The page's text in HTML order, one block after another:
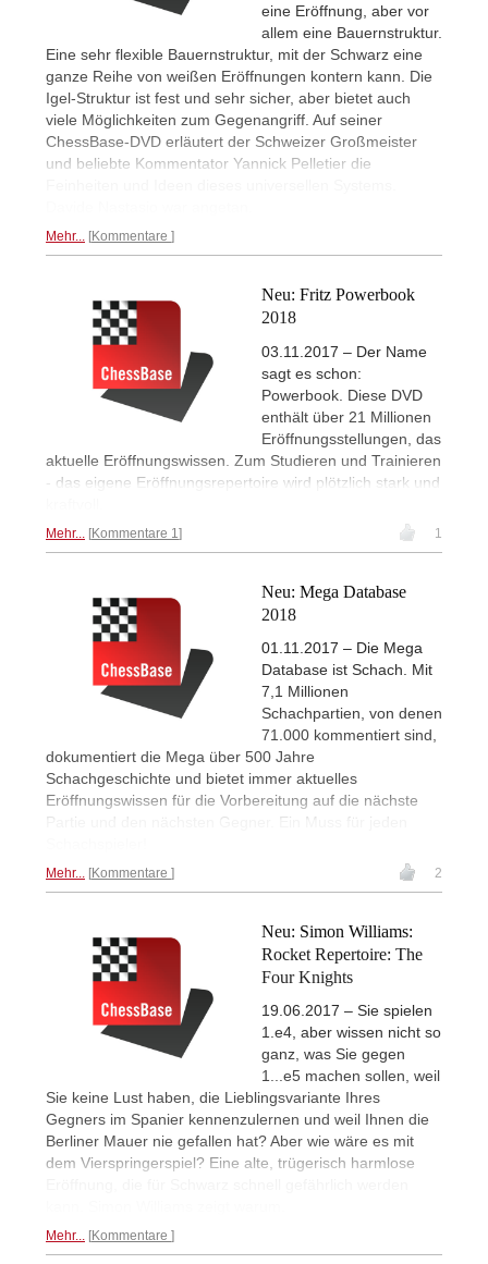
eine Eröffnung, aber vor
allem eine Bauernstruktur.
Eine sehr flexible Bauernstruktur, mit der Schwarz eine
ganze Reihe von weißen Eröffnungen kontern kann. Die
Igel-Struktur ist fest und sehr sicher, aber bietet auch
viele Möglichkeiten zum Gegenangriff. Auf seiner
ChessBase-DVD erläutert der Schweizer Großmeister
und beliebte Kommentator Yannick Pelletier die
Mehr... Kommentare
Neu: Fritz Powerbook
2018
03.11.2017 – Der Name
sagt es schon:
Powerbook. Diese DVD
enthält über 21 Millionen
Eröffnungsstellungen, das
aktuelle Eröffnungswissen. Zum Studieren und Trainieren
- das eigene Eröffnungsrepertoire wird plötzlich stark und
Mehr... Kommentare 1 1
Neu: Mega Database
2018
01.11.2017 – Die Mega
Database ist Schach. Mit
7,1 Millionen
Schachpartien, von denen
71.000 kommentiert sind,
dokumentiert die Mega über 500 Jahre
Schachgeschichte und bietet immer aktuelles
Eröffnungswissen für die Vorbereitung auf die nächste
Partie und den nächsten Gegner. Ein Muss für jeden
Mehr... Kommentare 2
Neu: Simon Williams:
Rocket Repertoire: The
Four Knights
19.06.2017 – Sie spielen
1.e4, aber wissen nicht so
ganz, was Sie gegen
1...e5 machen sollen, weil
Sie keine Lust haben, die Lieblingsvariante Ihres
Gegners im Spanier kennenzulernen und weil Ihnen die
Berliner Mauer nie gefallen hat? Aber wie wäre es mit
dem Vierspringerspiel? Eine alte, trügerisch harmlose
Mehr... Kommentare